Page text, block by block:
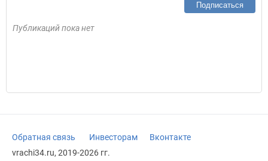
Подписаться
Публикаций пока нет
Обратная связь Инвесторам
Вконтакте
vrachi34.ru, 2019-2026 гг.